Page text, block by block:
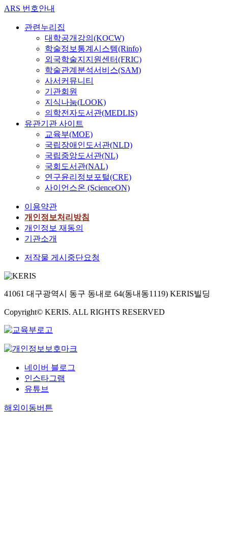
ARS 번호안내
관련누리집
대학공개강의(KOCW)
학술정보통계시스템(Rinfo)
외국학술지지원센터(FRIC)
학술관계분석서비스(SAM)
사서커뮤니티
기관회원
지식나눔(LOOK)
의학전자도서관(MEDLIS)
유관기관 사이트
교육부(MOE)
국립장애인도서관(NLD)
국립중앙도서관(NL)
국회도서관(NAL)
연구윤리정보포털(CRE)
사이언스온 (ScienceON)
이용약관
개인정보처리방침
개인정보 재동의
기관소개
저작물 게시중단요청
41061 대구광역시 동구 동내로 64(동내동1119) KERIS빌딩
Copyright© KERIS. ALL RIGHTS RESERVED
네이버 블로그
인스타그램
유튜브
해외이동버튼